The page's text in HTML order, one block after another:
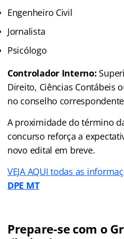
Engenheiro Civil
Jornalista
Psicólogo
Controlador Interno:
Direito, Ciências Contábeis
no conselho
A proximidade do término
concurso reforça a
novo edital em breve.
VEJA AQUI todas as
DPE MT
Prepare-se com o